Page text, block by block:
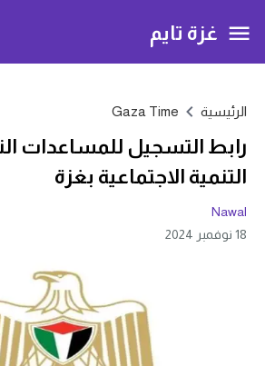
غزة تايم
الرئيسية Gaza Time
رابط التسجيل للمساعدات
التنمية الاجتماعية بغزة
Nawal
18 نوفمبر 2024